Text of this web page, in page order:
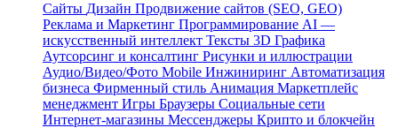
Сайты Дизайн Продвижение сайтов (SEO, GEO)
Реклама и Маркетинг Программирование AI —
искусственный интеллект Тексты 3D Графика
Аутсорсинг и консалтинг Рисунки и иллюстрации
Аудио/Видео/Фото Mobile Инжиниринг Автоматизация
бизнеса Фирменный стиль Анимация Маркетплейс
менеджмент Игры Браузеры Социальные сети
Интернет-магазины Мессенджеры Крипто и блокчейн